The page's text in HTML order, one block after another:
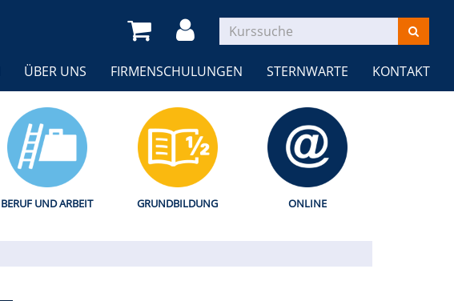
ÜBER UNS FIRMENSCHULUNGEN STERNWARTE KONTAKT
BERUF UND ARBEIT GRUNDBILDUNG ONLINE